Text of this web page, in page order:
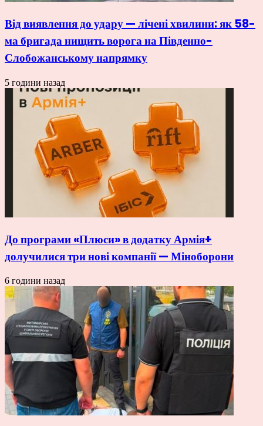
Від виявлення до удару — лічені хвилини: як 58-
ма бригада нищить ворога на Південно-
Слобожанському напрямку
5 години назад
До програми «Плюси» в додатку Армія+
долучилися три нові компанії — Міноборони
6 години назад